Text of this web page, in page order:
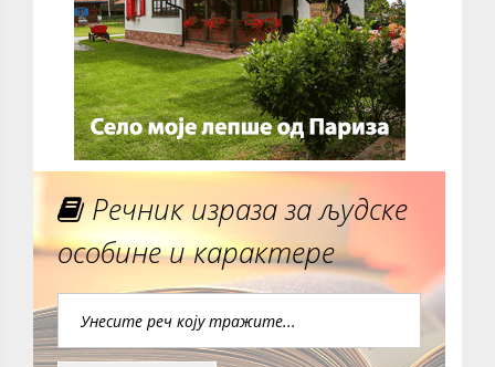
Речник израза за људске
особине и карактере